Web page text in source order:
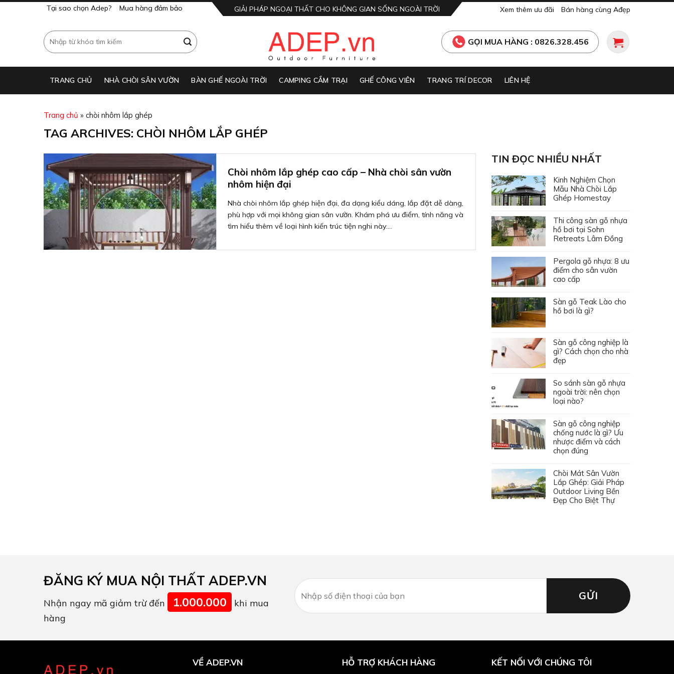
Tại sao chọn Adep? Mua hàng đảm bảo GIẢI PHÁP NGOẠI THẤT CHO KHÔNG GIAN SỐNG NGOÀI TRỜI Xem thêm ưu đãi Bán hàng cùng Ađẹp
Search
for:
GỌI MUA HÀNG : 0826.328.456
TRANG CHỦ NHÀ CHÒI SÂN VƯỜN BÀN GHẾ NGOÀI TRỜI CAMPING CẮM TRẠI GHẾ CÔNG VIÊN TRANG TRÍ DECOR LIÊN HỆ
Trang chủ » chòi nhôm lắp ghép
TAG ARCHIVES: CHÒI NHÔM LẮP GHÉP
Chòi nhôm lắp ghép cao cấp – Nhà chòi sân vườn
nhôm hiện đại
Nhà chòi nhôm lắp ghép hiện đại, đa dạng kiểu dáng, lắp đặt dễ dàng,
phù hợp với mọi không gian sân vườn. Khám phá ưu điểm, tính năng và
tìm hiểu thêm về loại hình kiến trúc tiện nghi này....
TIN ĐỌC NHIỀU NHẤT
Kinh Nghiệm Chọn
Mẫu Nhà Chòi Lắp
Ghép Homestay
Thi công sàn gỗ nhựa
hồ bơi tại Sohn
Retreats Lâm Đồng
Pergola gỗ nhựa: 8 ưu
điểm cho sân vườn
cao cấp
Sàn gỗ Teak Lào cho
hồ bơi là gì?
Sàn gỗ công nghiệp là
gì? Cách chọn cho nhà
đẹp
So sánh sàn gỗ nhựa
ngoài trời: nên chọn
loại nào?
Sàn gỗ công nghiệp
chống nước là gì? Ưu
nhược điểm và cách
chọn đúng
Chòi Mát Sân Vườn
Lắp Ghép: Giải Pháp
Outdoor Living Bền
Đẹp Cho Biệt Thự
ĐĂNG KÝ MUA NỘI THẤT ADEP.VN
Nhận ngay mã giảm trừ đến 1.000.000
khi mua
hàng
VỀ ADEP.VN HỖ TRỢ KHÁCH HÀNG KẾT NỐI VỚI CHÚNG TÔI